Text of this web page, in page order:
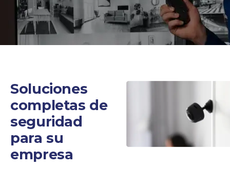
Soluciones
completas de
seguridad
para su
empresa